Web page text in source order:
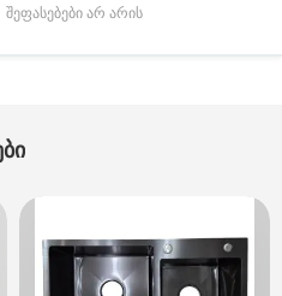
შეფასებები არ არის